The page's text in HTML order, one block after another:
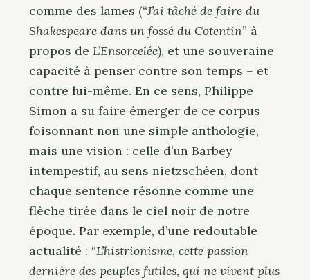
comme des lames (“J’ai tâché de faire du
Shakespeare dans un fossé du Cotentin” à
propos de L’Ensorcelée), et une souveraine
capacité à penser contre son temps – et
contre lui-même. En ce sens, Philippe
Simon a su faire émerger de ce corpus
foisonnant non une simple anthologie,
mais une vision : celle d’un Barbey
intempestif, au sens nietzschéen, dont
chaque sentence résonne comme une
flèche tirée dans le ciel noir de notre
époque. Par exemple, d’une redoutable
actualité : “L’histrionisme, cette passion
dernière des peuples futiles, qui ne vivent plus